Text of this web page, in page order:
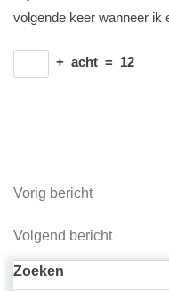
volgende keer wanneer ik
+ acht = 12
Vorig
Vorig bericht
Volgend
Volgend bericht
Zoeken